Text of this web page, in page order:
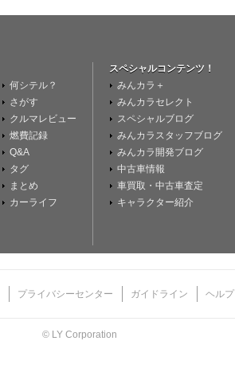
何シテル？
さがす
クルマレビュー
燃費記録
Q&A
タグ
まとめ
カーライフ
スペシャルコンテンツ！
みんカラ＋
みんカラセレクト
スペシャルブログ
みんカラスタッフブログ
みんカラ開発ブログ
中古車情報
車買取・中古車査定
キャラクター紹介
プライバシーセンター ガイドライン ヘルプ
© LY Corporation